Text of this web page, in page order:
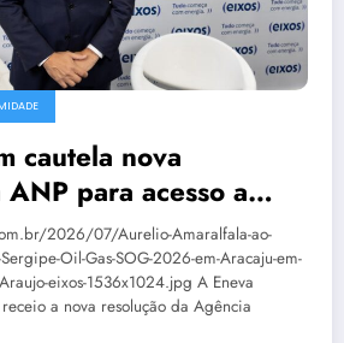
cautela nova
para acesso a
2026/07/Aurelio-Amaralfala-ao-
Oil-Gas-SOG-2026-em-Aracaju-em-
eixos-1536x1024.jpg A Eneva
a nova resolução da Agência